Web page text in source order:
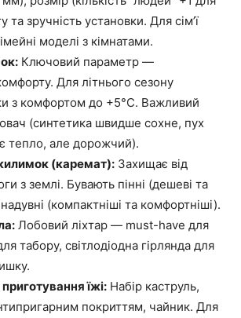
та зручність установки. Для сім’ї
моделі з кімнатами.
Ключовий параметр —
Для літнього сезону
з комфортом до +5°C. Важливий
(синтетика швидше сохне, пух
тепло, але дорожчий).
(каремат): Захищає від
з землі. Бувають пінні (дешеві та
(компактніші та комфортніші).
Лобовий ліхтар — must-have для
табору, світлодіодна гірлянда для
їжі: Набір каструль,
покриттям, чайник. Для